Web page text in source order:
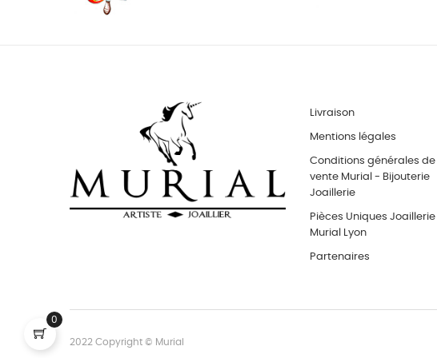
Livraison
Mentions légales
Conditions générales de
vente Murial - Bijouterie
Joaillerie
Pièces Uniques Joaillerie |
Murial Lyon
Partenaires
2022 Copyright © Murial
0